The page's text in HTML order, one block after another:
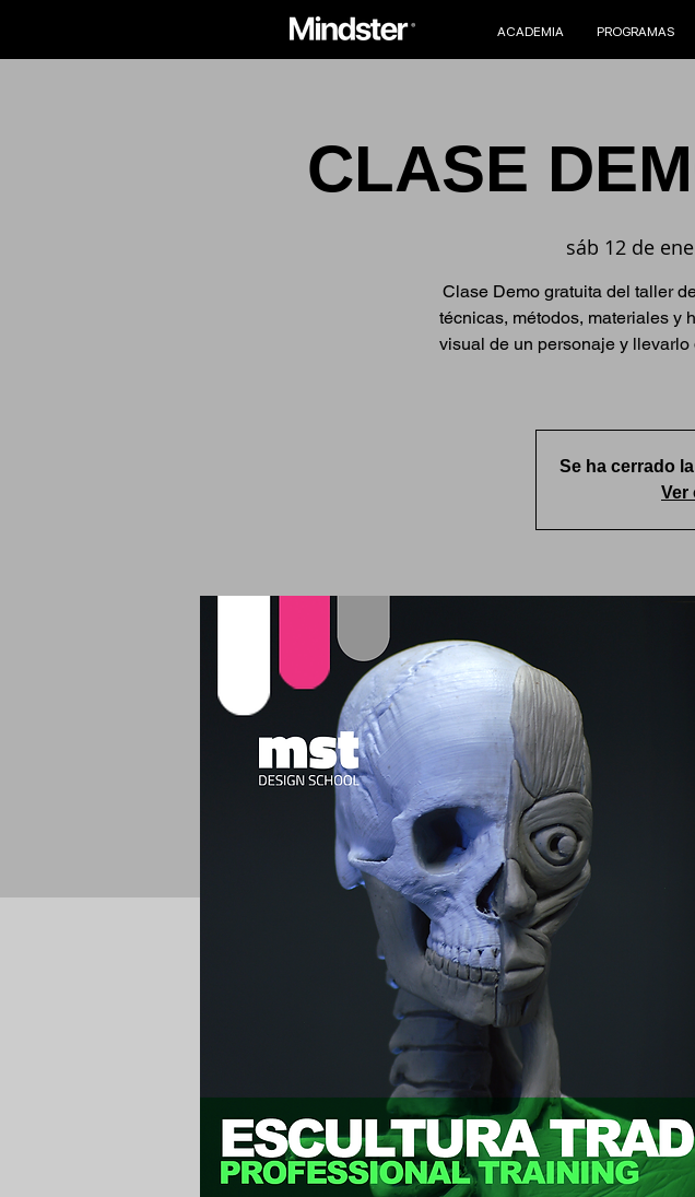
ACADEMIA PROGRAMAS
CLASE
sáb 12 de ene
Clase Demo gratuita del taller
técnicas, métodos, materiales y
visual de un personaje y
Se ha cerrado
Ver